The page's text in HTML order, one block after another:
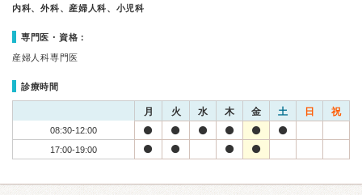
内科、外科、産婦人科、小児科
専門医・資格：
産婦人科専門医
診療時間
月 火 水 木 金 土 日 祝
08:30-12:00
17:00-19:00